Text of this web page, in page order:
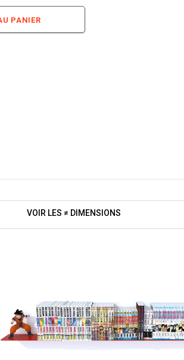
VOIR LES ≠ DIMENSIONS